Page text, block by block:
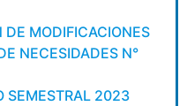
DE MODIFICACIONES
NECESIDADES N°
SEMESTRAL 2023